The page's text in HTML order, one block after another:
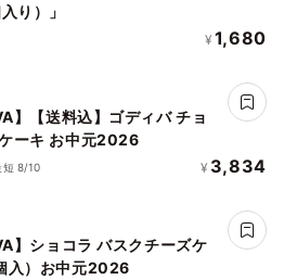
り）」
¥ 1,680
】【送料込】ゴディバ チョ
ーキ お中元2026
短 8/10 ¥ 3,834
】ショコラ バスクチーズケ
入）お中元2026